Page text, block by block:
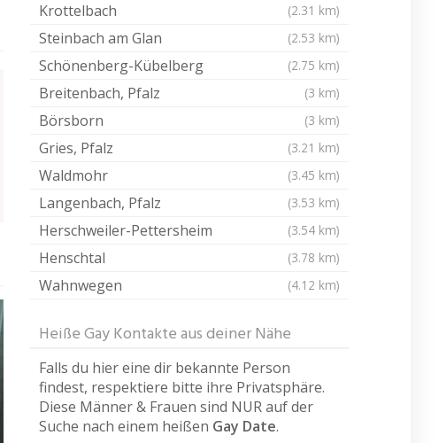
Krottelbach (2.31 km)
Steinbach am Glan (2.53 km)
Schönenberg-Kübelberg (2.75 km)
Breitenbach, Pfalz (3 km)
Börsborn (3 km)
Gries, Pfalz (3.21 km)
Waldmohr (3.45 km)
Langenbach, Pfalz (3.53 km)
Herschweiler-Pettersheim (3.54 km)
Henschtal (3.78 km)
Wahnwegen (4.12 km)
Heiße Gay Kontakte aus deiner Nähe
Falls du hier eine dir bekannte Person
findest, respektiere bitte ihre Privatsphäre.
Diese Männer & Frauen sind NUR auf der
Suche nach einem heißen Gay Date.